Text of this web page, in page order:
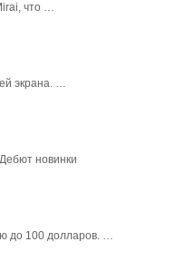
что …
экрана. …
новинки
до 100 долларов. …